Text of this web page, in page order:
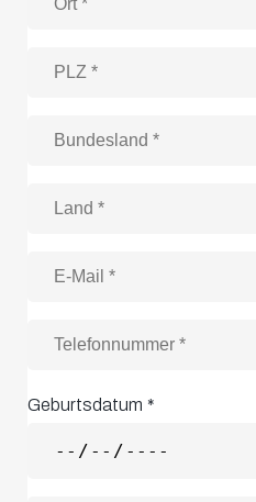
Geburtsdatum *